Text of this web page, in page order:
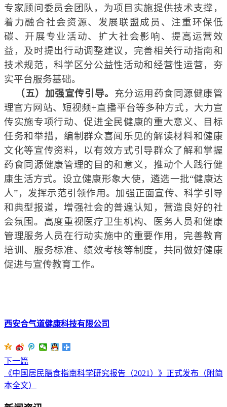
专家顾问委员会团队 ，为项目 实施提供技术支撑 ，
着力融合社会资源、发展联盟成员、注重环保低
碳、开展专业活动、扩大社会影响、提高运营效
益， 及时提出行动调整建议，完善相关行动指南和
技术规范，科学区分公益性活动和经营性运营，夯
实平台服务基础。
（五）加强宣传引导。 充分运用药食同源健康管
理官方网站、短视频+直播平台等多种方式 ，大力宣
传实施专项行动、促进全民健康的重大意义、目标
任务和举措，编制群众喜闻乐见的解读材料和健康
文化等宣传资料， 以有效方式引导群众了解和掌握
药食同源健康管理的目的和意义 ，推动个人践行健
康生活方式。设立健康形象大使，遴选一批“健康达
人”，发挥示范引领作用。加强正面宣传、科学引导
和典型报道，增强社会的普遍认知，营造良好的社
会氛围。高度重视医疗卫生机构、 医务人员和健康
管理服务人员 在行动实施中的重要作用，完善教育
培训、服务标准、绩效考核等制度， 共同做好健康
促进与宣传教育工作。
西安合气道健康科技有限公司
下一篇
《中国居民膳食指南科学研究报告（2021）》正式发布（附简
本全文）